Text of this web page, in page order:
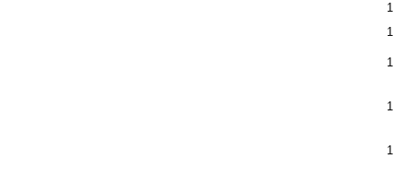
1
1
1
1
1